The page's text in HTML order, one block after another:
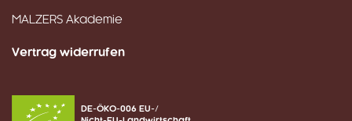
MALZERS Akademie
Vertrag widerrufen
DE-ÖKO-006 EU-/